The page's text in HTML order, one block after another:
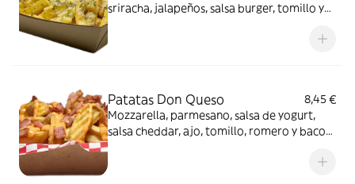
sriracha, jalapeños, salsa burger, tomillo y
Patatas Don Queso
8,45 €
Mozzarella, parmesano, salsa de yogurt,
salsa cheddar, ajo, tomillo, romero y bacon